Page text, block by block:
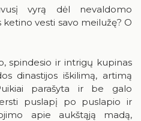
2026
2
5 7 8 9
12 13 14 15 16
vyrą dėl nevaldomo
ketino vesti savo meilužę? O
spindesio ir intrigų kupinas
dinastijos iškilimą, artimą
parašyta ir be galo
puslapį po puslapio ir
apie aukštąją madą,